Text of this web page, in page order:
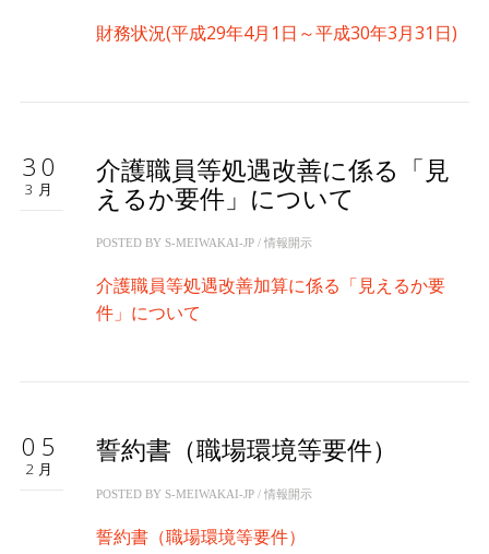
財務状況(平成29年4月1日～平成30年3月31日)
30
3月
介護職員等処遇改善に係る「見
えるか要件」について
POSTED BY S-MEIWAKAI-JP/ 情報開示
介護職員等処遇改善加算に係る「見えるか要
件」について
05
2月
誓約書（職場環境等要件）
POSTED BY S-MEIWAKAI-JP/ 情報開示
誓約書（職場環境等要件）